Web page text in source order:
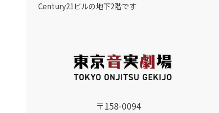
〒158-0094
Century21ビルの地下2階です